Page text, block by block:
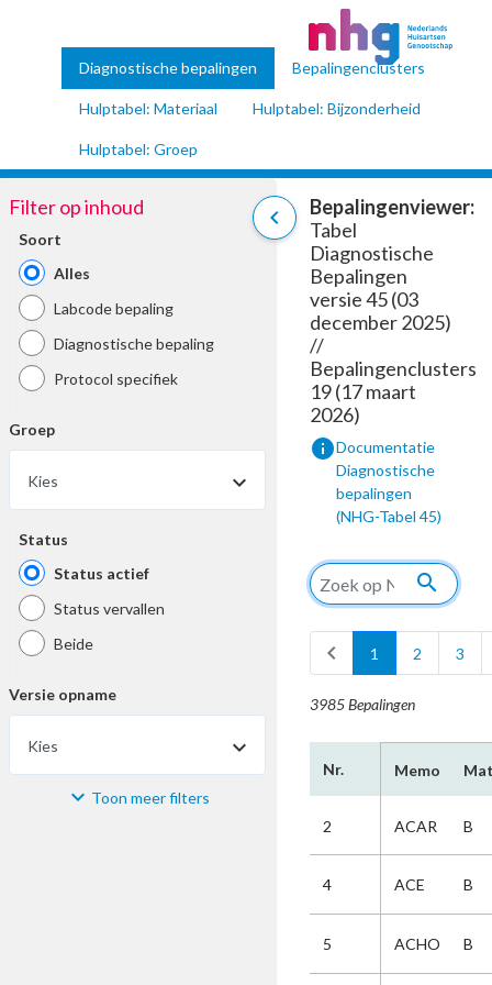
Diagnostische bepalingen Bepalingenclusters
Hulptabel: Materiaal Hulptabel: Bijzonderheid
Hulptabel: Groep
chevron_left
Filter op inhoud
Soort
Alles
Labcode bepaling
Diagnostische bepaling
Protocol specifiek
Groep
Kies
Status
Status actief
Status vervallen
Beide
Versie opname
Kies
Materiaal Toon meer filters
Bepalingenviewer:
Tabel
Diagnostische
Bepalingen
versie 45 (03
december 2025)
//
Bepalingenclusters
19 (17 maart
2026)
infoDocumentatie
Diagnostische
bepalingen
(NHG-Tabel 45)
search
chevron_left 1 2 3
3985 Bepalingen
Nr. Memo
2 ACAR B
4 ACE B
5 ACHO B